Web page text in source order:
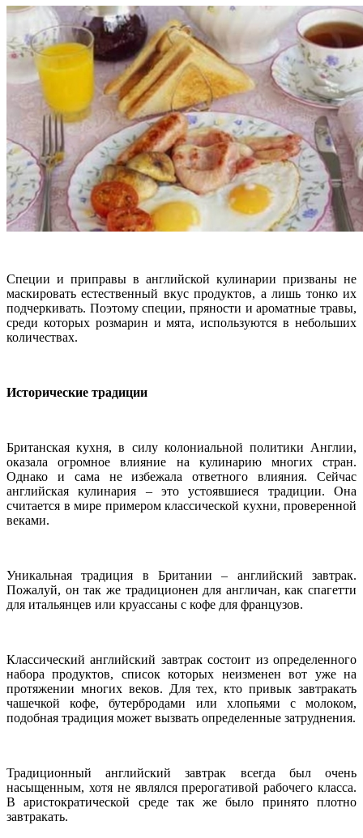
Специи и приправы в английской кулинарии призваны не
маскировать естественный вкус продуктов, а лишь тонко их
подчеркивать. Поэтому специи, пряности и ароматные травы,
среди которых розмарин и мята, используются в небольших
количествах.
Исторические традиции
Британская кухня, в силу колониальной политики Англии,
оказала огромное влияние на кулинарию многих стран.
Однако и сама не избежала ответного влияния. Сейчас
английская кулинария – это устоявшиеся традиции. Она
считается в мире примером классической кухни, проверенной
веками.
Уникальная традиция в Британии – английский завтрак.
Пожалуй, он так же традиционен для англичан, как спагетти
для итальянцев или круассаны с кофе для французов.
Классический английский завтрак состоит из определенного
набора продуктов, список которых неизменен вот уже на
протяжении многих веков. Для тех, кто привык завтракать
чашечкой кофе, бутербродами или хлопьями с молоком,
подобная традиция может вызвать определенные затруднения.
Традиционный английский завтрак всегда был очень
насыщенным, хотя не являлся прерогативой рабочего класса.
В аристократической среде так же было принято плотно
завтракать.